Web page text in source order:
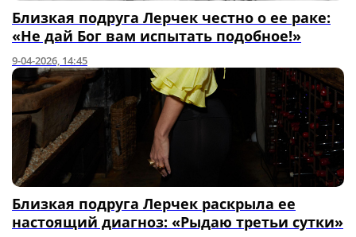
Близкая подруга Лерчек честно о ее раке:
«Не дай Бог вам испытать подобное!»
9-04-2026, 14:45
Близкая подруга Лерчек раскрыла ее
настоящий диагноз: «Рыдаю третьи сутки»